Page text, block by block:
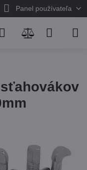
Panel používateľa